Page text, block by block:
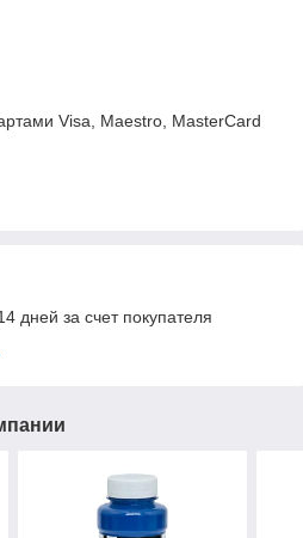
Visa, Maestro, MasterCard
дней за счет покупателя